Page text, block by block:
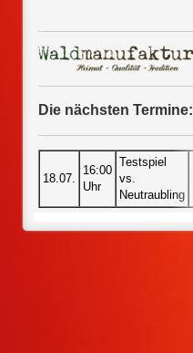
Die nächsten Termine:
18.07.
16:00
Uhr
Testspiel
vs.
Neutraubling